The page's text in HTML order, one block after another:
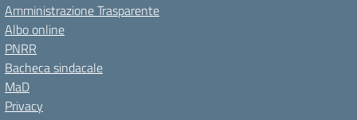
Amministrazione Trasparente
Albo online
PNRR
Bacheca sindacale
MaD
Privacy